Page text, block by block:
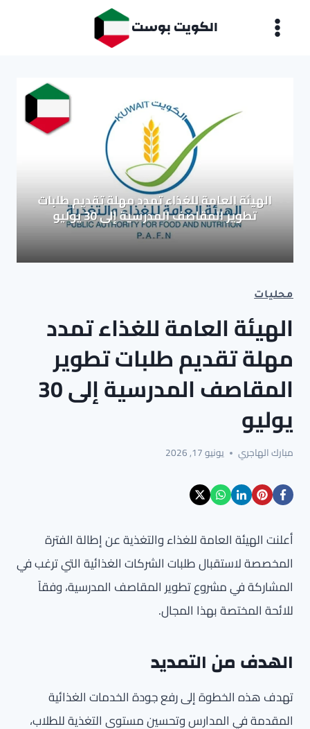
الكويت بوست
محليات
الهيئة العامة للغذاء تمدد
مهلة تقديم طلبات تطوير
المقاصف المدرسية إلى 30
يوليو
مبارك الهاجري يونيو 17, 2026
أعلنت الهيئة العامة للغذاء والتغذية عن إطالة الفترة
المخصصة لاستقبال طلبات الشركات الغذائية التي ترغب في
المشاركة في مشروع تطوير المقاصف المدرسية، وفقاً
للائحة المختصة بهذا المجال.
الهدف من التمديد
تهدف هذه الخطوة إلى رفع جودة الخدمات الغذائية
المقدمة في المدارس وتحسين مستوى التغذية للطلاب،